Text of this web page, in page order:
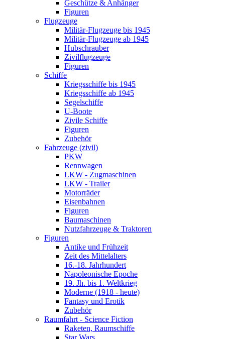
Geschütze & Anhänger
Figuren
Flugzeuge
Militär-Flugzeuge bis 1945
Militär-Flugzeuge ab 1945
Hubschrauber
Zivilflugzeuge
Figuren
Schiffe
Kriegsschiffe bis 1945
Kriegsschiffe ab 1945
Segelschiffe
U-Boote
Zivile Schiffe
Figuren
Zubehör
Fahrzeuge (zivil)
PKW
Rennwagen
LKW - Zugmaschinen
LKW - Trailer
Motorräder
Eisenbahnen
Figuren
Baumaschinen
Nutzfahrzeuge & Traktoren
Figuren
Antike und Frühzeit
Zeit des Mittelalters
16.-18. Jahrhundert
Napoleonische Epoche
19. Jh. bis 1. Weltkrieg
Moderne (1918 - heute)
Fantasy und Erotik
Zubehör
Raumfahrt - Science Fiction
Raketen, Raumschiffe
Star Wars